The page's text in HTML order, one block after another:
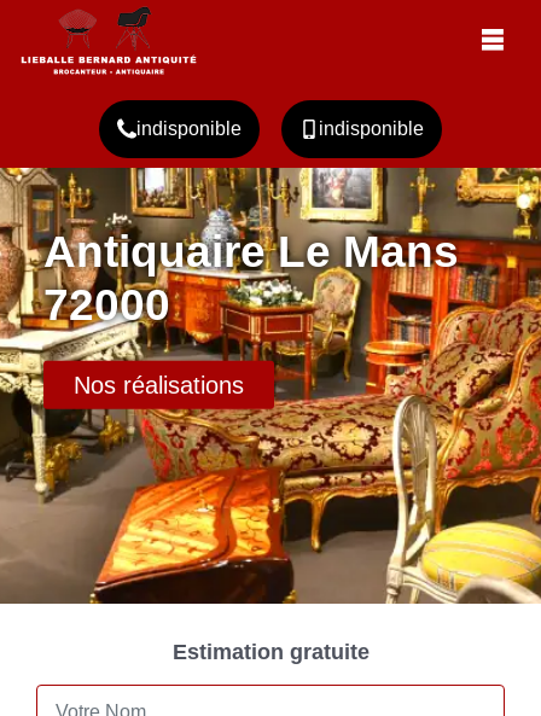
indisponible indisponible
Antiquaire Le Mans
72000
Nos réalisations
Estimation gratuite